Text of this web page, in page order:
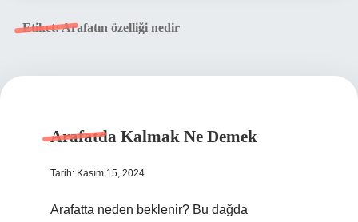
Etiket:Arafatın özelliği nedir
Arafatda Kalmak Ne Demek
Tarih: Kasım 15, 2024
Arafatta neden beklenir? Bu dağda